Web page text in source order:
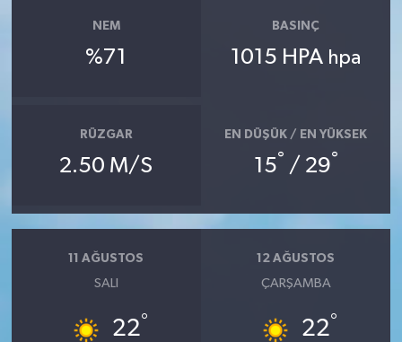
NEM
%71
BASINÇ
1015 HPA hpa
RÜZGAR
2.50 M/S
EN DÜŞÜK / EN YÜKSEK
15° / 29°
11 AĞUSTOS
SALI
22°
12 AĞUSTOS
ÇARŞAMBA
22°